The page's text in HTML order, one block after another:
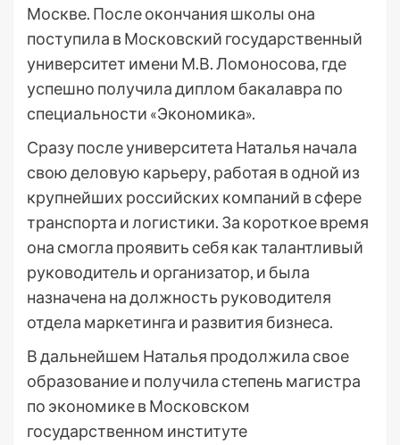
Москве. После окончания школы она
поступила в Московский государственный
университет имени М.В. Ломоносова, где
успешно получила диплом бакалавра по
специальности «Экономика».
Сразу после университета Наталья начала
свою деловую карьеру, работая в одной из
крупнейших российских компаний в сфере
транспорта и логистики. За короткое время
она смогла проявить себя как талантливый
руководитель и организатор, и была
назначена на должность руководителя
отдела маркетинга и развития бизнеса.
В дальнейшем Наталья продолжила свое
образование и получила степень магистра
по экономике в Московском
государственном институте